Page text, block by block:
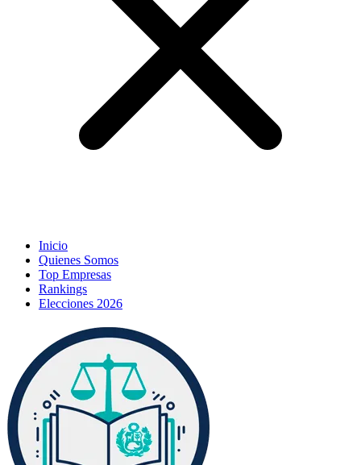
Inicio
Quienes Somos
Top Empresas
Rankings
Elecciones 2026